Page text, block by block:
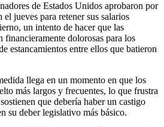
de Estados Unidos aprobaron por
jueves para retener sus salarios
un intento de hacer que las
financieramente dolorosas para los
estancamientos entre ellos que batieron
llega en un momento en que los
más largos y frecuentes, lo que frustra
que debería haber un castigo
su deber legislativo más básico.